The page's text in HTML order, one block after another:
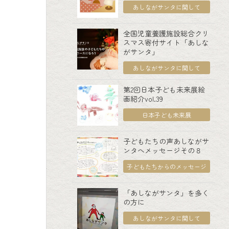
あしながサンタに関して
全国児童養護施設総合クリ
スマス寄付サイト「あしな
がサンタ」
あしながサンタに関して
第2回日本子ども未来展絵
画紹介vol.39
日本子ども未来展
子どもたちの声あしながサ
ンタへメッセージその８
子どもたちからのメッセージ
「あしながサンタ」を多く
の方に
あしながサンタに関して